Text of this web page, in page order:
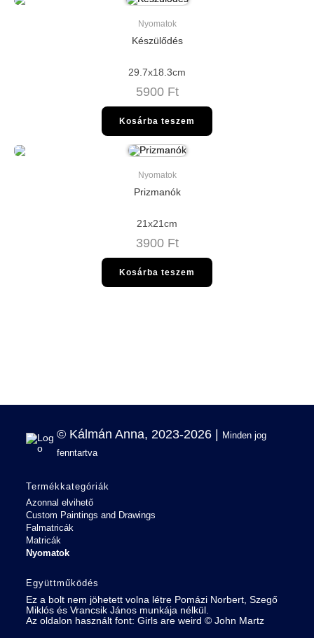
Nyomatok
Készülődés
29.7x18.3cm
5900 Ft
Kosárba teszem
Nyomatok
Prizmanók
21x21cm
3900 Ft
Kosárba teszem
© Kálmán Anna, 2023-2026 |
Minden jog
fenntartva
Termékkategóriák
Azonnal elvihető
Custom Paintings and Drawings
Falmatricák
Matricák
Nyomatok
Együttműködés
Ez a bolt nem jöhetett volna létre Pomázi Norbert, Szegő
Miklós és Vrancsik János munkája nélkül.
Az oldalon használt font:Girls are weird ©John Martz